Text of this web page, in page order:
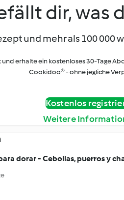
dir, was
und mehr als 100 000
erhalte ein kostenloses 30-Tage
Cookidoo® - ohne jegliche
Kostenlos
Weitere
dorar - Cebollas, puerros y